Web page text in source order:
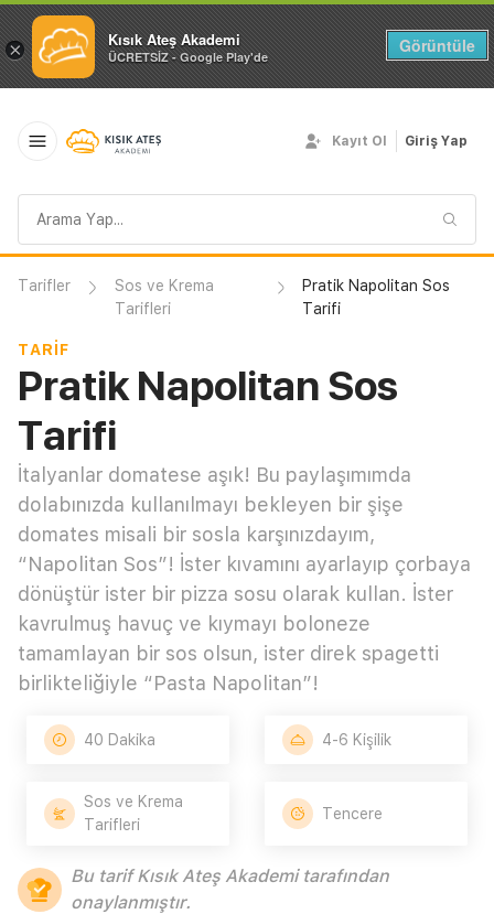
× Kısık Ateş Akademi
ÜCRETSİZ - Google Play'de
Görüntüle
sorgusu
Kayıt Ol Giriş Yap
Tarifler
Sos ve Krema
Tarifleri
Pratik Napolitan Sos
Tarifi
TARIF
Pratik Napolitan Sos
Tarifi
İtalyanlar domatese aşık! Bu paylaşımımda
dolabınızda kullanılmayı bekleyen bir şişe
domates misali bir sosla karşınızdayım,
“Napolitan Sos”! İster kıvamını ayarlayıp çorbaya
dönüştür ister bir pizza sosu olarak kullan. İster
kavrulmuş havuç ve kıymayı boloneze
tamamlayan bir sos olsun, ister direk spagetti
birlikteliğiyle “Pasta Napolitan”!
40 Dakika 4-6 Kişilik
Sos ve Krema
Tarifleri
Tencere
Bu tarif Kısık Ateş Akademi tarafından
onaylanmıştır.